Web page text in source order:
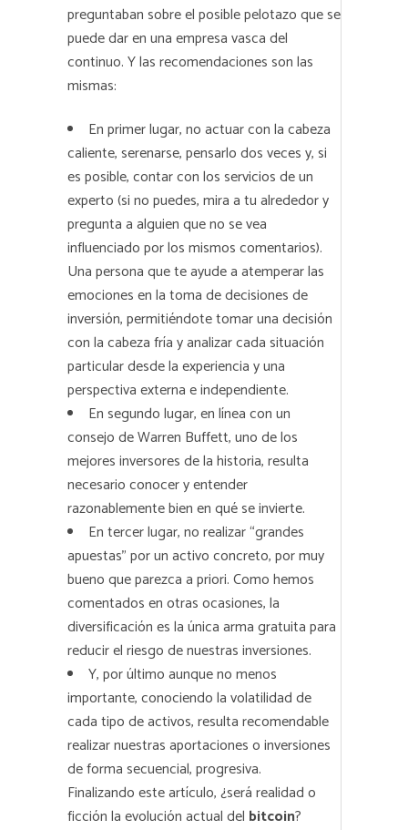
preguntaban sobre el posible pelotazo que se
puede dar en una empresa vasca del
continuo. Y las recomendaciones son las
mismas:
En primer lugar, no actuar con la cabeza
caliente, serenarse, pensarlo dos veces y, si
es posible, contar con los servicios de un
experto (si no puedes, mira a tu alrededor y
pregunta a alguien que no se vea
influenciado por los mismos comentarios).
Una persona que te ayude a atemperar las
emociones en la toma de decisiones de
inversión, permitiéndote tomar una decisión
con la cabeza fría y analizar cada situación
particular desde la experiencia y una
perspectiva externa e independiente.
En segundo lugar, en línea con un
consejo de Warren Buffett, uno de los
mejores inversores de la historia, resulta
necesario conocer y entender
razonablemente bien en qué se invierte.
En tercer lugar, no realizar “grandes
apuestas” por un activo concreto, por muy
bueno que parezca a priori. Como hemos
comentados en otras ocasiones, la
diversificación es la única arma gratuita para
reducir el riesgo de nuestras inversiones.
Y, por último aunque no menos
importante, conociendo la volatilidad de
cada tipo de activos, resulta recomendable
realizar nuestras aportaciones o inversiones
de forma secuencial, progresiva.
Finalizando este artículo, ¿será realidad o
ficción la evolución actual del bitcoin?